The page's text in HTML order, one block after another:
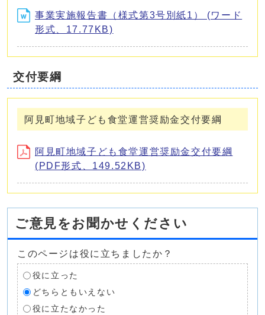
事業実施報告書（様式第3号別紙1） (ワード
形式、17.77KB)
交付要綱
阿見町地域子ども食堂運営奨励金交付要綱
阿見町地域子ども食堂運営奨励金交付要綱
(PDF形式、149.52KB)
ご意見をお聞かせください
このページは役に立ちましたか？
役に立った
どちらともいえない
役に立たなかった